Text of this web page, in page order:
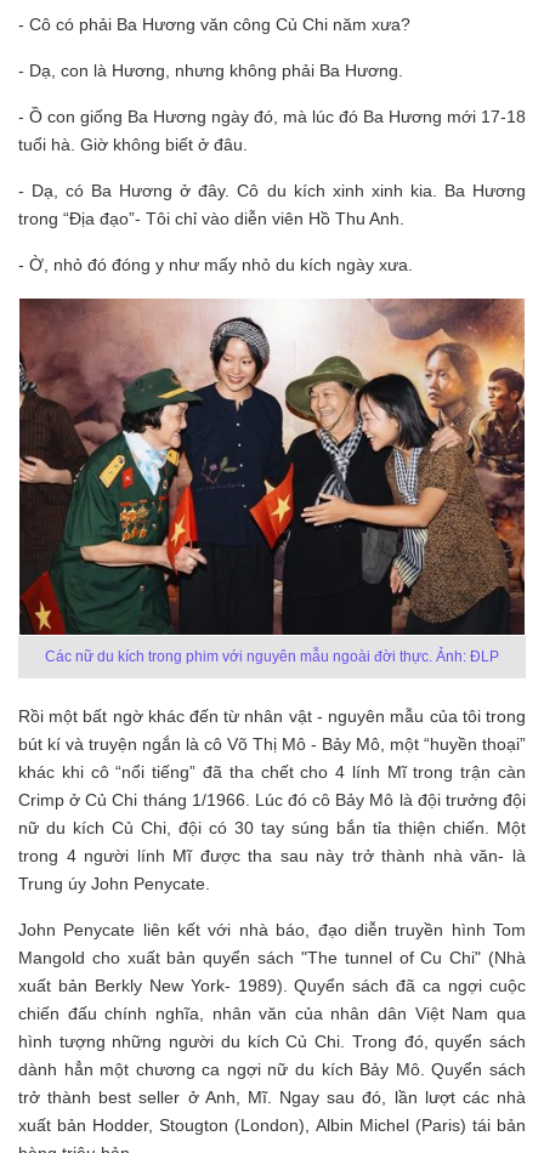
- Cô có phải Ba Hương văn công Củ Chi năm xưa?
- Dạ, con là Hương, nhưng không phải Ba Hương.
- Ồ con giống Ba Hương ngày đó, mà lúc đó Ba Hương mới 17-18
tuổi hà. Giờ không biết ở đâu.
- Dạ, có Ba Hương ở đây. Cô du kích xinh xinh kia. Ba Hương
trong “Địa đạo”- Tôi chỉ vào diễn viên Hồ Thu Anh.
- Ờ, nhỏ đó đóng y như mấy nhỏ du kích ngày xưa.
Các nữ du kích trong phim với nguyên mẫu ngoài đời thực. Ảnh: ĐLP
Rồi một bất ngờ khác đến từ nhân vật - nguyên mẫu của tôi trong
bút kí và truyện ngắn là cô Võ Thị Mô - Bảy Mô, một “huyền thoại”
khác khi cô “nổi tiếng” đã tha chết cho 4 lính Mĩ trong trận càn
Crimp ở Củ Chi tháng 1/1966. Lúc đó cô Bảy Mô là đội trưởng đội
nữ du kích Củ Chi, đội có 30 tay súng bắn tỉa thiện chiến. Một
trong 4 người lính Mĩ được tha sau này trở thành nhà văn- là
Trung úy John Penycate.
John Penycate liên kết với nhà báo, đạo diễn truyền hình Tom
Mangold cho xuất bản quyển sách "The tunnel of Cu Chi" (Nhà
xuất bản Berkly New York- 1989). Quyển sách đã ca ngợi cuộc
chiến đấu chính nghĩa, nhân văn của nhân dân Việt Nam qua
hình tượng những người du kích Củ Chi. Trong đó, quyển sách
dành hẳn một chương ca ngợi nữ du kích Bảy Mô. Quyển sách
trở thành best seller ở Anh, Mĩ. Ngay sau đó, lần lượt các nhà
xuất bản Hodder, Stougton (London), Albin Michel (Paris) tái bản